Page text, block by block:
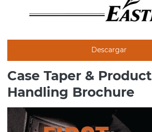
Descargar
Case Taper & Product
Handling Brochure